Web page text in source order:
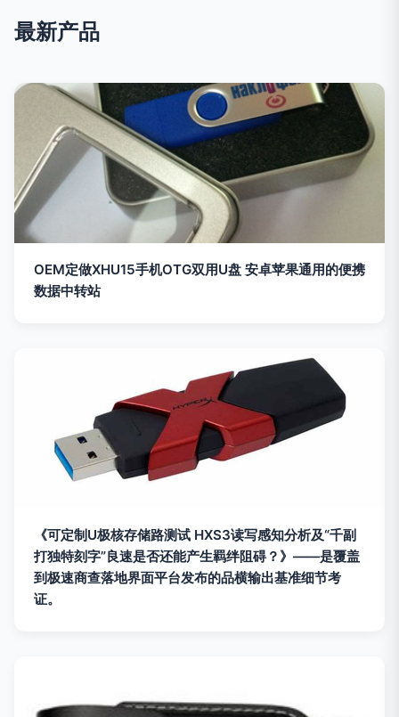
最新产品
OEM定做XHU15手机OTG双用U盘 安卓苹果通用的便携
数据中转站
《可定制U极核存储路测试 HXS3读写感知分析及“千副
打独特刻字”良速是否还能产生羁绊阻碍？》——是覆盖
到极速商查落地界面平台发布的品横输出基准细节考
证。